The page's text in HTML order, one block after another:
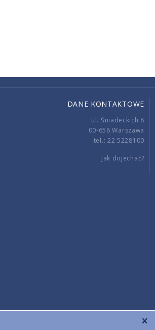
DANE KONTAKTOWE
ul. Śniadeckich 8
00-656 Warszawa
tel.: 22 5228100
Jak dojechać?